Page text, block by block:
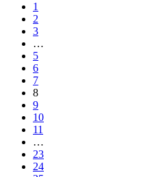
1
2
3
…
5
6
7
8
9
10
11
…
23
24